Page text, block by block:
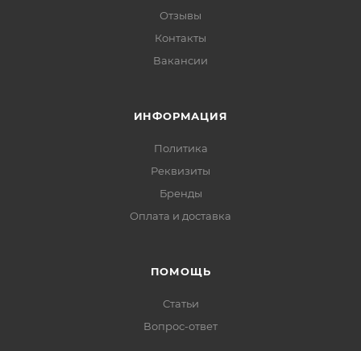
Отзывы
Контакты
Вакансии
ИНФОРМАЦИЯ
Политика
Реквизиты
Бренды
Оплата и доставка
ПОМОЩЬ
Статьи
Вопрос-ответ